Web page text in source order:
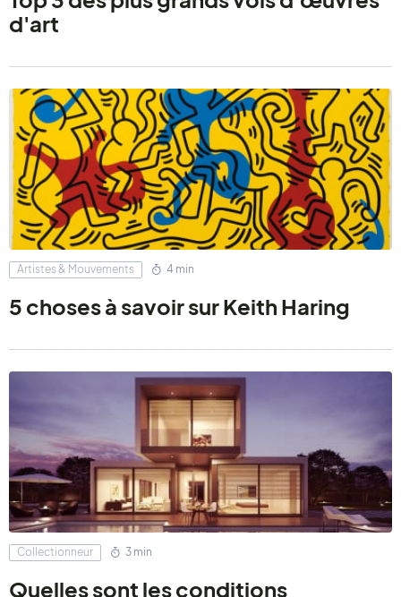
d'art
Artistes & Mouvements 4 min
5 choses à savoir sur Keith Haring
Collectionneur 3 min
Quelles sont les conditions